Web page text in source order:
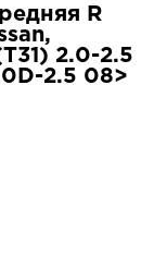
R
2.0-2.5
2.5 08>